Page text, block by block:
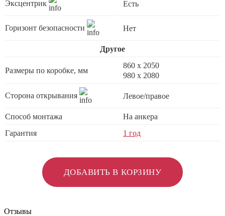
Эксцентрик Есть
Горизонт безопасности Нет
Другое
Размеры по коробке, мм
860 х 2050
980 x 2080
Сторона открывания Левое/правое
Способ монтажа
На анкера
Гарантия
1 год
ДОБАВИТЬ В КОРЗИНУ
Отзывы